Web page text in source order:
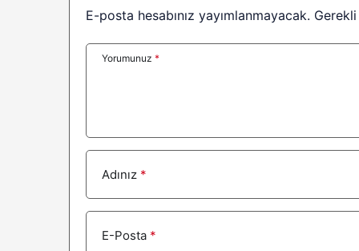
USDD USDD
BFUSD BFUSD
E-posta hesabınız yayımlanmayacak.
Yorumunuz *
Adınız *
E-Posta *